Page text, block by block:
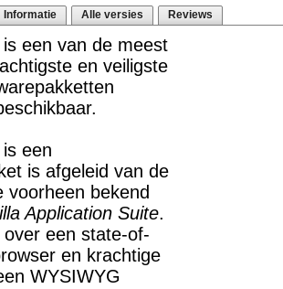
Informatie Alle versies Reviews
is een van de meest
en veiligste
is een
is afgeleid van de
voorheen bekend
Application Suite.
een state-of-
en krachtige
WYSIWYG